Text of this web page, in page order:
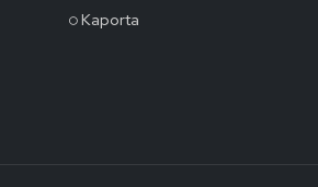
Kaporta